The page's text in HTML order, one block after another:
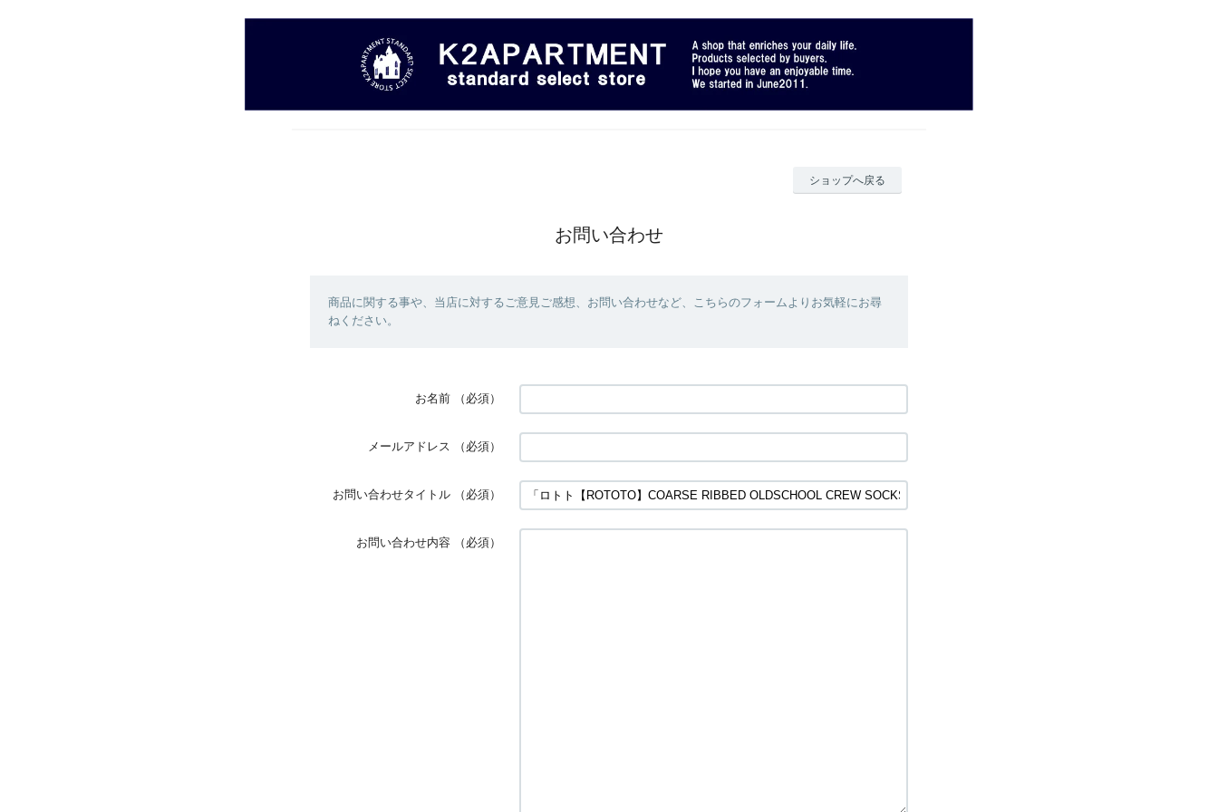
ショップへ戻る
お問い合わせ
商品に関する事や、当店に対するご意見ご感想、お問い合わせなど、こちらのフォームよりお気軽にお尋
ねください。
お名前 （必須）
メールアドレス （必須）
お問い合わせタイトル （必須）
お問い合わせ内容 （必須）